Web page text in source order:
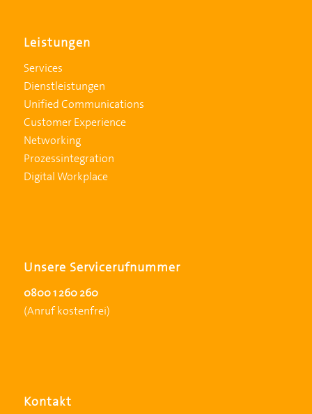
Leistungen
Services
Dienstleistungen
Unified Communications
Customer Experience
Networking
Prozessintegration
Digital Workplace
Unsere Servicerufnummer
0800 1 260 260
(Anruf kostenfrei)
Kontakt